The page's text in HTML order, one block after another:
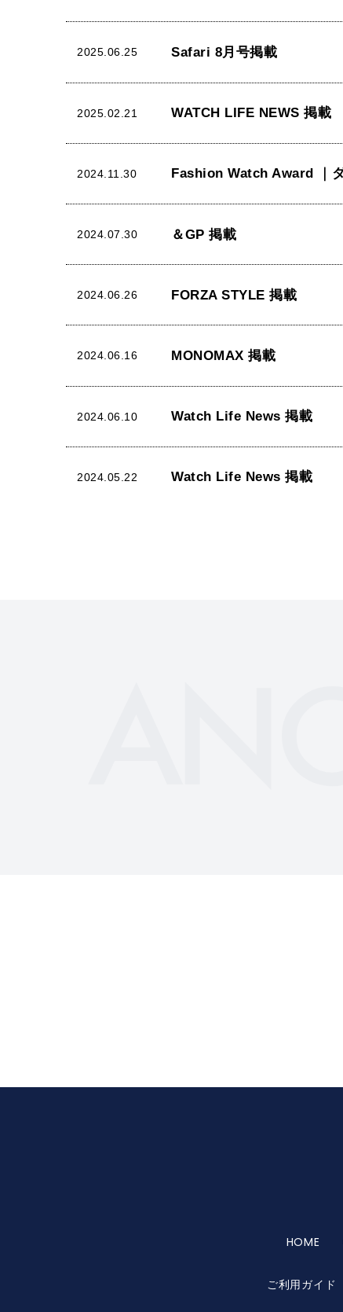
2025.06.25 Safari 8月号掲載
2025.02.21 WATCH LIFE NEWS 掲載
2024.11.30 Fashion Watch Award ｜
2024.07.30 ＆GP 掲載
2024.06.26 FORZA STYLE 掲載
2024.06.16 MONOMAX 掲載
2024.06.10 Watch Life News 掲載
2024.05.22 Watch Life News 掲載
HOME
ご利用ガイド